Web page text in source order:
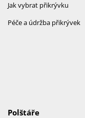
Jak vybrat přikrývku
Péče a údržba přikrývek
Polštáře